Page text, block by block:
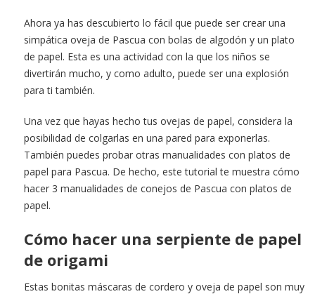
Ahora ya has descubierto lo fácil que puede ser crear una
simpática oveja de Pascua con bolas de algodón y un plato
de papel. Esta es una actividad con la que los niños se
divertirán mucho, y como adulto, puede ser una explosión
para ti también.
Una vez que hayas hecho tus ovejas de papel, considera la
posibilidad de colgarlas en una pared para exponerlas.
También puedes probar otras manualidades con platos de
papel para Pascua. De hecho, este tutorial te muestra cómo
hacer 3 manualidades de conejos de Pascua con platos de
papel.
Cómo hacer una serpiente de papel
de origami
Estas bonitas máscaras de cordero y oveja de papel son muy